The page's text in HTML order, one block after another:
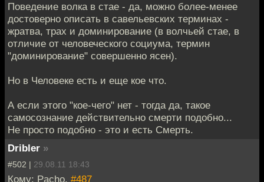
Поведение волка в стае - да, можно более-менее
достоверно описать в савельевских терминах -
жратва, трах и доминирование (в волчьей стае, в
отличие от человеческого социума, термин
"доминирование" совершенно ясен).
Но в Человеке есть и еще кое что.
А если этого "кое-чего" нет - тогда да, такое
самосознание действительно смерти подобно...
Не просто подобно - это и есть Смерть.
Dribler »
#502 | 29.08.11 18:43
Кому: Pacho, #487